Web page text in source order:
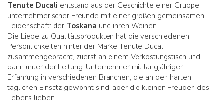
Tenute Ducali entstand aus der Geschichte einer Gruppe
unternehmerischer Freunde mit einer großen gemeinsamen
Leidenschaft: der Toskana und ihren Weinen.
Die Liebe zu Qualitätsprodukten hat die verschiedenen
Persönlichkeiten hinter der Marke Tenute Ducali
zusammengebracht, zuerst an einem Verkostungstisch und
dann unter der Leitung. Unternehmer mit langjähriger
Erfahrung in verschiedenen Branchen, die an den harten
täglichen Einsatz gewöhnt sind, aber die kleinen Freuden des
Lebens lieben.